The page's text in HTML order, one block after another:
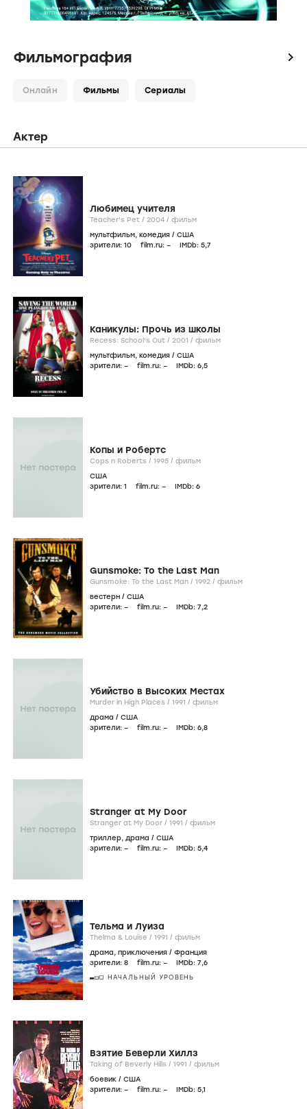
Фильмография icon
Онлайн Фильмы Сериалы
Актер
Любимец учителя
Teacher's Pet / 2004 / фильм
мультфильм, комедия / США
зрители: 10 film.ru: – IMDb: 5,7
Каникулы: Прочь из школы
Recess: School's Out / 2001 / фильм
мультфильм, комедия / США
зрители: – film.ru: – IMDb: 6,5
Копы и Робертс
Cops n Roberts / 1995 / фильм
США
зрители: 1 film.ru: – IMDb: 6
Gunsmoke: To the Last Man
Gunsmoke: To the Last Man / 1992 / фильм
вестерн / США
зрители: – film.ru: – IMDb: 7,2
Убийство в Высоких Местах
Murder in High Places / 1991 / фильм
драма / США
зрители: – film.ru: – IMDb: 6,8
Stranger at My Door
Stranger at My Door / 1991 / фильм
триллер, драма / США
зрители: – film.ru: – IMDb: 5,4
Тельма и Луиза
Thelma & Louise / 1991 / фильм
драма, приключения / Франция
зрители: 8 film.ru: – IMDb: 7,6
НАЧАЛЬНЫЙ УРОВЕНЬ
Взятие Беверли Хиллз
Taking of Beverly Hills / 1991 / фильм
боевик / США
зрители: – film.ru: – IMDb: 5,1